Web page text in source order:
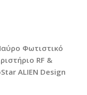
Φωτιστικό
RF &
ALIEN Design